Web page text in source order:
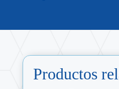
Productos